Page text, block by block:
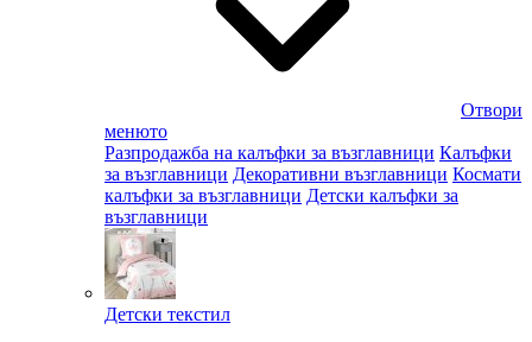
Отвори
менюто
Разпродажба на калъфки за възглавници Калъфки
за възглавници Декоративни възглавници Космати
калъфки за възглавници Детски калъфки за
възглавници
Детски текстил